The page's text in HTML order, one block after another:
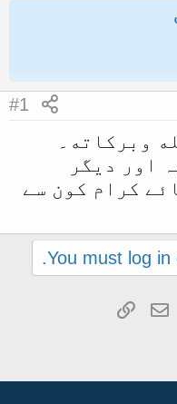
#1
وبرکاته۔
اور دیگر
کرام کون سے
You must log in
WhatsApp
ای میل
Link